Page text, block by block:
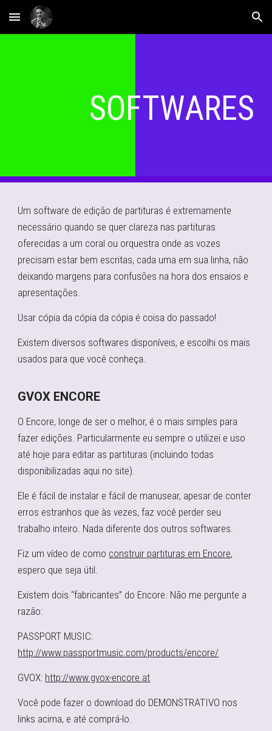
Skip to main content Skip to navigation
SOFTWARES
Um software de edição de partituras é extremamente
necessário quando se quer clareza nas partituras
oferecidas a um coral ou orquestra onde as vozes
precisam estar bem escritas, cada uma em sua linha, não
deixando margens para confusões na hora dos ensaios e
apresentações.
Usar cópia da cópia da cópia é coisa do passado!
Existem diversos softwares disponíveis, e escolhi os mais
usados para que você conheça.
GVOX ENCORE
O Encore, longe de ser o melhor, é o mais simples para
fazer edições. Particularmente eu sempre o utilizei e uso
até hoje para editar as partituras (incluindo todas
disponibilizadas aqui no site).
Ele é fácil de instalar e fácil de manusear, apesar de conter
erros estranhos que às vezes, faz você perder seu
trabalho inteiro. Nada diferente dos outros softwares.
​Fiz um vídeo de como construir partituras em Encore,
espero que seja útil.
​Existem dois “fabricantes” do Encore. Não me pergunte a
razão:
PASSPORT MUSIC:
http://www.passportmusic.com/products/encore/
GVOX: http://www.gvox-encore.at
Você pode fazer o download do DEMONSTRATIVO nos
links acima, e até comprá-lo.